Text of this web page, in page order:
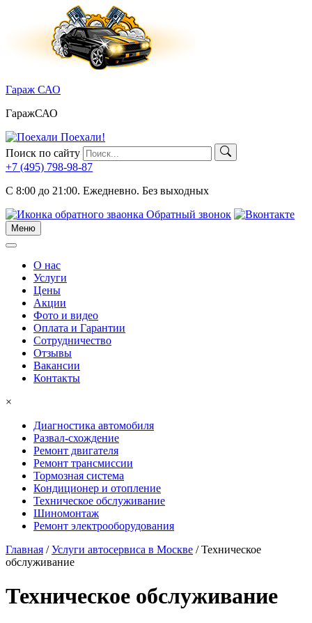
Гараж САО
ГаражСАО
Поехали!
Поиск по сайту
+7 (495) 798-98-87
C 8:00 до 21:00. Ежедневно. Без выходных
Обратный звонок
Меню
Меню
О нас
Услуги
Цены
Акции
Фото и видео
Оплата и Гарантии
Сотрудничество
Отзывы
Вакансии
Контакты
×
Диагностика автомобиля
Развал-схождение
Ремонт двигателя
Ремонт трансмиссии
Тормозная система
Кондиционер и отопление
Техническое обслуживание
Шиномонтаж
Ремонт электрооборудования
Главная /Услуги автосервиса в Москве /Техническое
обслуживание
Техническое обслуживание